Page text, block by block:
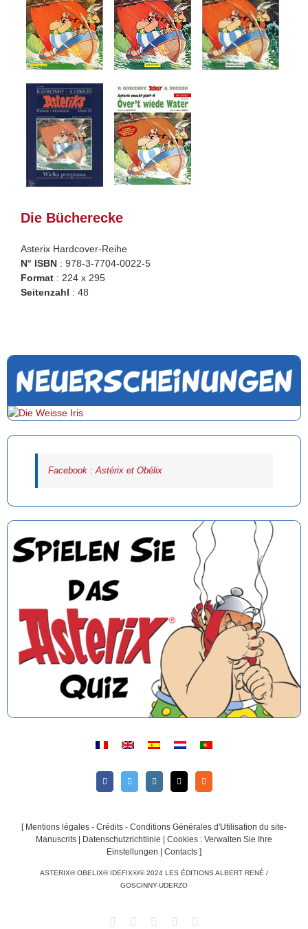
Die Bücherecke
Asterix Hardcover-Reihe
N° ISBN : 978-3-7704-0022-5
Format : 224 x 295
Seitenzahl : 48
Facebook : Astérix et Obélix
[ Mentions légales - Crédits - Conditions Générales d'Utilisation du site-
Manuscrits
Datenschutzrichtlinie
Cookies : Verwalten Sie Ihre
Einstellungen
Contacts ]
ASTERIX® OBELIX® IDEFIX®/© 2024 LES ÉDITIONS ALBERT RENÉ /
GOSCINNY-UDERZO
Facebook
TwitterInstagram
Email